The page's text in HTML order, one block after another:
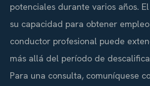
potenciales durante varios años.
su capacidad para obtener
conductor profesional puede
más allá del período de
Para una consulta, comuníquese